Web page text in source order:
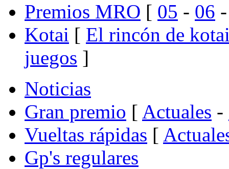
Premios MRO [ 05 - 06
Kotai [ El rincón de
juegos ]
Noticias
Gran premio [ Actuales -
Vueltas rápidas [
Gp's regulares